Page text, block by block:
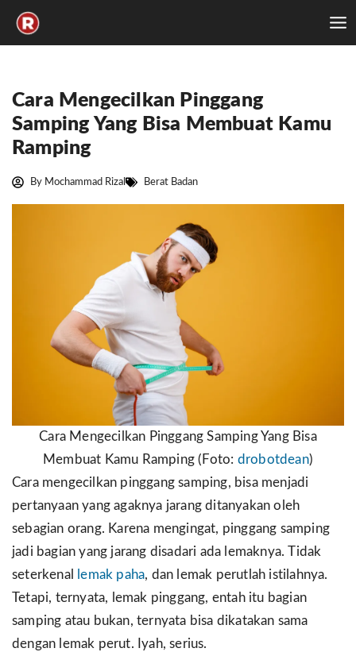
content
Cara Mengecilkan Pinggang
Samping Yang Bisa Membuat Kamu
Ramping
By Mochammad Rizal Berat Badan
Cara Mengecilkan Pinggang Samping Yang Bisa
Membuat Kamu Ramping (Foto: drobotdean)
Cara mengecilkan pinggang samping, bisa menjadi
pertanyaan yang agaknya jarang ditanyakan oleh
sebagian orang. Karena mengingat, pinggang samping
jadi bagian yang jarang disadari ada lemaknya. Tidak
seterkenal
lemak paha, dan lemak perutlah istilahnya.
Tetapi, ternyata, lemak pinggang, entah itu bagian
samping atau bukan, ternyata bisa dikatakan sama
dengan lemak perut. Iyah, serius.